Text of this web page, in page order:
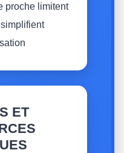
proche limitent
ET